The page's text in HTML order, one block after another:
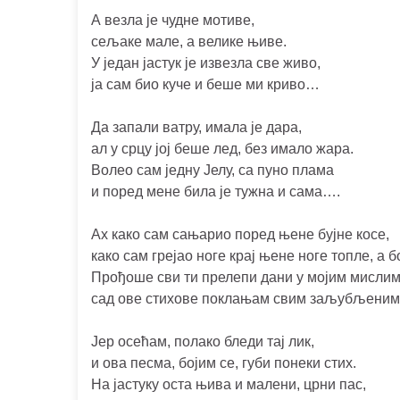
А везла је чудне мотиве,
сељаке мале, а велике њиве.
У један јастук је извезла све живо,
ја сам био куче и беше ми криво…
Да запали ватру, имала је дара,
ал у срцу јој беше лед, без имало жара.
Волео сам једну Јелу, са пуно плама
и поред мене била је тужна и сама….
Ах како сам сањарио поред њене бујне косе,
како сам грејао ноге крај њене ноге топле, а
Прођоше сви ти прелепи дани у мојим
сад ове стихове поклањам свим
Јер осећам, полако бледи тај лик,
и ова песма, бојим се, губи понеки стих.
На јастуку оста њива и малени, црни пас,